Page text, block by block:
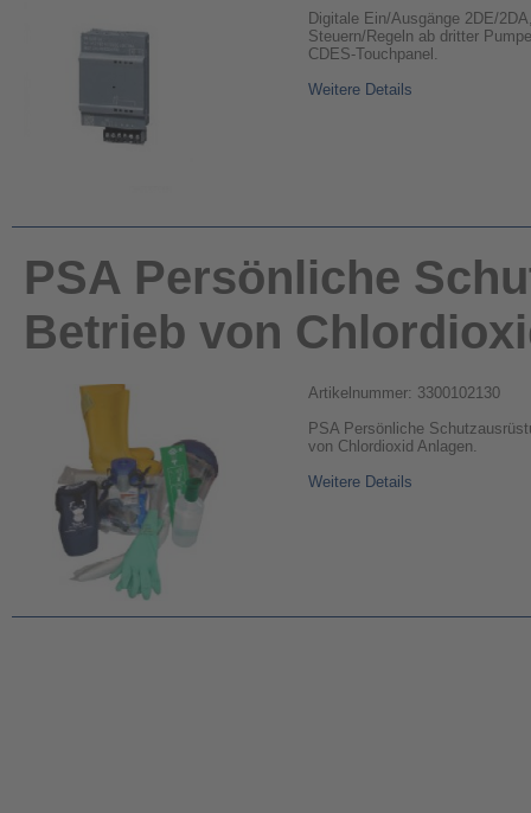
Digitale Ein/Ausgänge 2DE/
Steuern/Regeln ab dritter
CDES-Touchpanel.
Weitere Details
PSA Persönliche
Betrieb von
Artikelnummer: 3300102130
PSA Persönliche
von Chlordioxid Anlagen.
Weitere Details